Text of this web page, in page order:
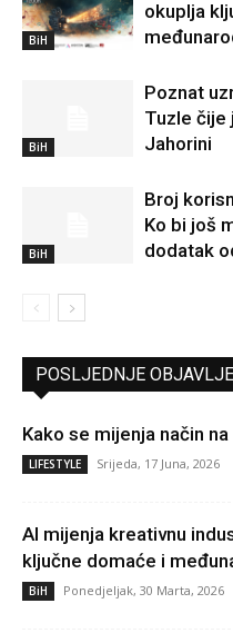
BiH
okuplja
BiH
Poznat
Tuzle čije
Jahorini
BiH
Broj
Ko bi još
dodatak
POSLJEDNJE
Kako se mijenja način
LIFESTYLE Srijeda, 17 Juna, 2026
AI mijenja kreativnu
ključne domaće i
BiH Ponedjeljak, 30 Marta, 2026